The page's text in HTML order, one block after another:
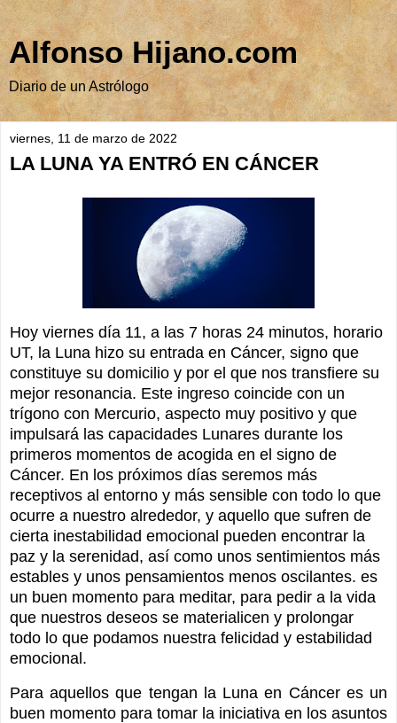
Alfonso Hijano.com
Diario de un Astrólogo
viernes, 11 de marzo de 2022
LA LUNA YA ENTRÓ EN CÁNCER
Hoy viernes día 11, a las 7 horas 24 minutos, horario
UT, la Luna hizo su entrada en Cáncer, signo que
constituye su domicilio y por el que nos transfiere su
mejor resonancia. Este ingreso coincide con un
trígono con Mercurio, aspecto muy positivo y que
impulsará las capacidades Lunares durante los
primeros momentos de acogida en el signo de
Cáncer. En los próximos días seremos más
receptivos al entorno y más sensible con todo lo que
ocurre a nuestro alrededor, y aquello que sufren de
cierta inestabilidad emocional pueden encontrar la
paz y la serenidad, así como unos sentimientos más
estables y unos pensamientos menos oscilantes. es
un buen momento para meditar, para pedir a la vida
que nuestros deseos se materialicen y prolongar
todo lo que podamos nuestra felicidad y estabilidad
emocional.
Para aquellos que tengan la Luna en Cáncer es un
buen momento para tomar la iniciativa en los asuntos